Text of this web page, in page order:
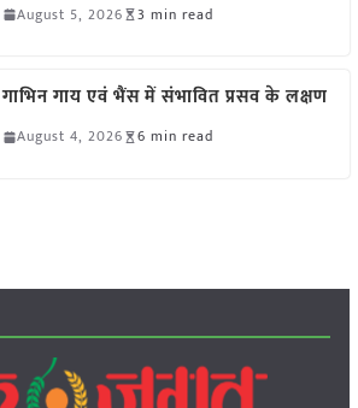
August 5, 2026 3 min read
गाभिन गाय एवं भैंस में संभावित प्रसव के लक्षण
August 4, 2026 6 min read